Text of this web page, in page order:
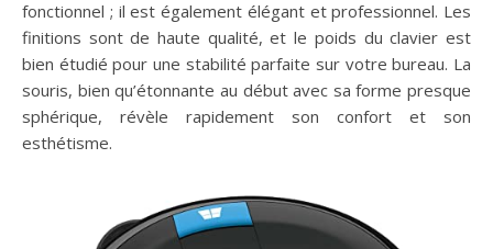
fonctionnel ; il est également élégant et professionnel. Les
finitions sont de haute qualité, et le poids du clavier est
bien étudié pour une stabilité parfaite sur votre bureau. La
souris, bien qu’étonnante au début avec sa forme presque
sphérique, révèle rapidement son confort et son
esthétisme.